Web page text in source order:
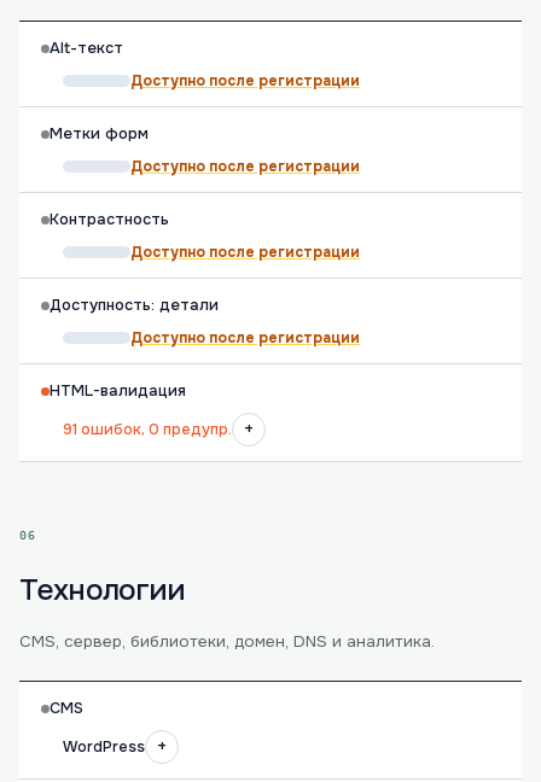
Alt-текст
Доступно после регистрации
Метки форм
Доступно после регистрации
Контрастность
Доступно после регистрации
Доступность: детали
Доступно после регистрации
HTML-валидация
91 ошибок, 0 предупр.
+
06
Технологии
CMS, сервер, библиотеки, домен, DNS и аналитика.
CMS
WordPress
+